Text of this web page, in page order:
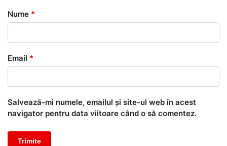
Nume *
Email *
Salvează-mi numele, emailul și site-ul web în acest
navigator pentru data viitoare când o să comentez.